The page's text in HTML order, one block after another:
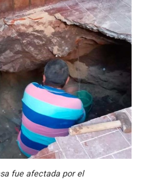
fue afectada por el